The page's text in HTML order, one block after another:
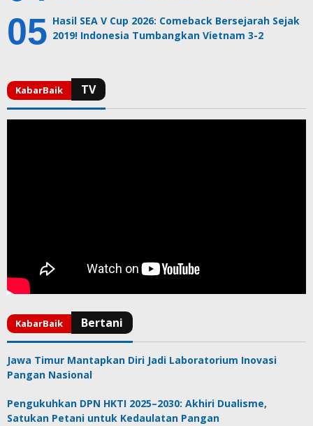
Hasil SEA V Cup 2026: Comeback Bersejarah Sejak
2019! Indonesia Tumbangkan Vietnam 3-2
Jawa Timur Mantapkan Diri Jadi Laboratorium Inovasi
Pangan Nasional
Pengukuhkan DPN HKTI 2025–2030: Akhiri Dualisme,
Satukan Petani untuk Kedaulatan Pangan